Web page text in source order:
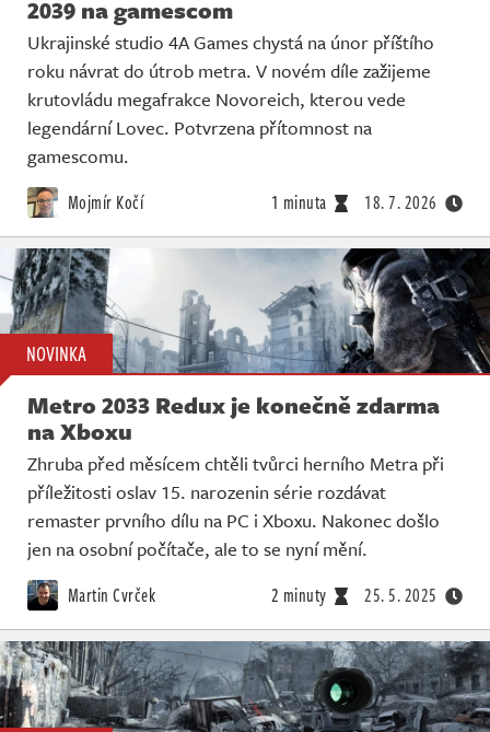
2039 na gamescom
Ukrajinské studio 4A Games chystá na únor příštího
roku návrat do útrob metra. V novém díle zažijeme
krutovládu megafrakce Novoreich, kterou vede
legendární Lovec. Potvrzena přítomnost na
gamescomu.
Mojmír Kočí 1 minuta 18. 7. 2026
NOVINKA
Metro 2033 Redux je konečně zdarma
na Xboxu
Zhruba před měsícem chtěli tvůrci herního Metra při
příležitosti oslav 15. narozenin série rozdávat
remaster prvního dílu na PC i Xboxu. Nakonec došlo
jen na osobní počítače, ale to se nyní mění.
Martin Cvrček 2 minuty 25. 5. 2025